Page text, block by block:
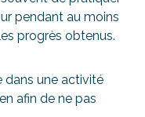
pendant au moins
progrès obtenus.
dans une activité
afin de ne pas